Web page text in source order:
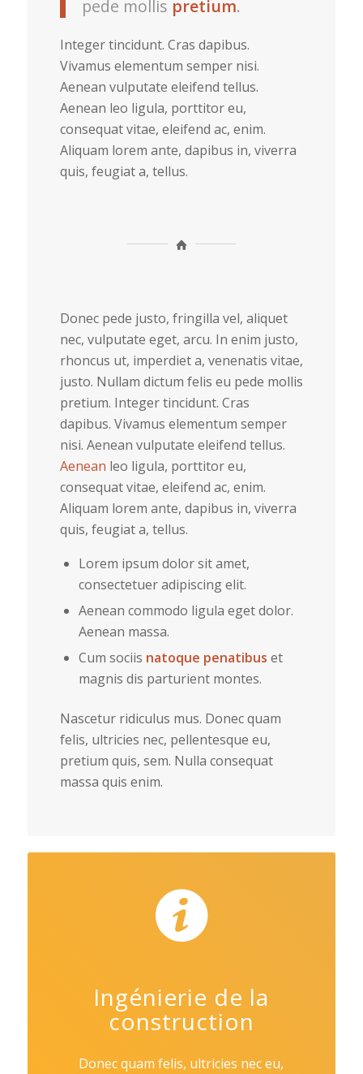
pede mollis pretium.
Integer tincidunt. Cras dapibus.
Vivamus elementum semper nisi.
Aenean vulputate eleifend tellus.
Aenean leo ligula, porttitor eu,
consequat vitae, eleifend ac, enim.
Aliquam lorem ante, dapibus in, viverra
quis, feugiat a, tellus.
Donec pede justo, fringilla vel, aliquet
nec, vulputate eget, arcu. In enim justo,
rhoncus ut, imperdiet a, venenatis vitae,
justo. Nullam dictum felis eu pede mollis
pretium. Integer tincidunt. Cras
dapibus. Vivamus elementum semper
nisi. Aenean vulputate eleifend tellus.
Aenean leo ligula, porttitor eu,
consequat vitae, eleifend ac, enim.
Aliquam lorem ante, dapibus in, viverra
quis, feugiat a, tellus.
Lorem ipsum dolor sit amet,
consectetuer adipiscing elit.
Aenean commodo ligula eget dolor.
Aenean massa.
Cum sociis natoque penatibus et
magnis dis parturient montes.
Nascetur ridiculus mus. Donec quam
felis, ultricies nec, pellentesque eu,
pretium quis, sem. Nulla consequat
massa quis enim.
Ingénierie de la
construction
Donec quam felis, ultricies nec eu,